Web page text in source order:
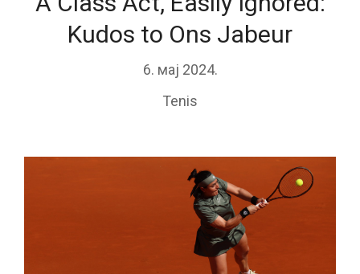
Kudos to Ons Jabeur
6. мај 2024.
Tenis